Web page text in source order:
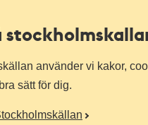
använder vi kakor,
sätt för dig.